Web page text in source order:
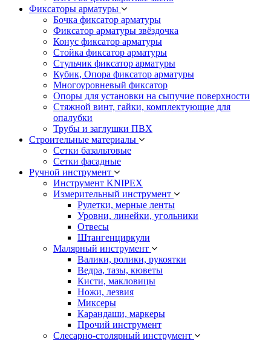
Фиксаторы арматуры
Бочка фиксатор арматуры
Фиксатор арматуры звёздочка
Конус фиксатор арматуры
Стойка фиксатор арматуры
Стульчик фиксатор арматуры
Кубик, Опора фиксатор арматуры
Многоуровневый фиксатор
Опоры для установки на сыпучие поверхности
Стяжной винт, гайки, комплектующие для
опалубки
Трубы и заглушки ПВХ
Строительные материалы
Сетки базальтовые
Сетки фасадные
Ручной инструмент
Инструмент KNIPEX
Измерительный инструмент
Рулетки, мерные ленты
Уровни, линейки, угольники
Отвесы
Штангенциркули
Малярный инструмент
Валики, ролики, рукоятки
Ведра, тазы, кюветы
Кисти, макловицы
Ножи, лезвия
Миксеры
Карандаши, маркеры
Прочий инструмент
Слесарно-столярный инструмент